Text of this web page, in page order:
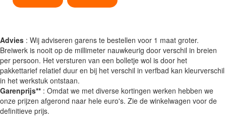
Advies : Wij adviseren garens te bestellen voor 1 maat groter.
Breiwerk is nooit op de millimeter nauwkeurig door verschil in breien
per persoon. Het versturen van een bolletje wol is door het
pakkettarief relatief duur en bij het verschil in verfbad kan kleurverschil
in het werkstuk ontstaan.
Garenprijs** : Omdat we met diverse kortingen werken hebben we
onze prijzen afgerond naar hele euro's. Zie de winkelwagen voor de
definitieve prijs.